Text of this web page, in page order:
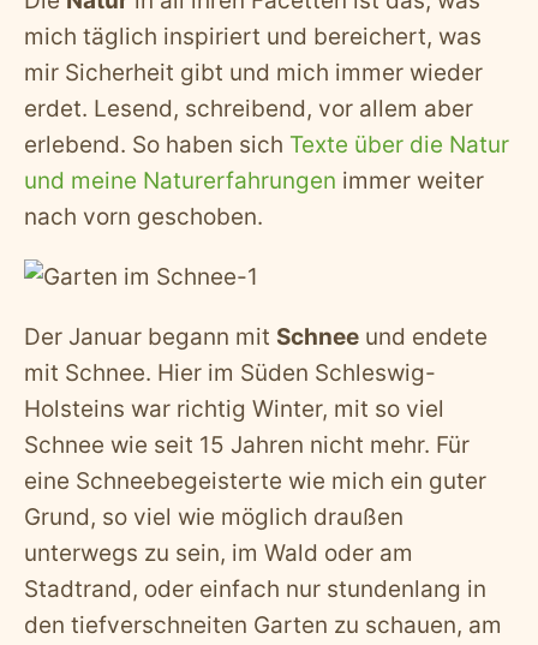
mich täglich inspiriert und bereichert, was
mir Sicherheit gibt und mich immer wieder
erdet. Lesend, schreibend, vor allem aber
erlebend. So haben sich Texte über die Natur
und meine Naturerfahrungen immer weiter
nach vorn geschoben.
Der Januar begann mit Schnee und endete
mit Schnee. Hier im Süden Schleswig-
Holsteins war richtig Winter, mit so viel
Schnee wie seit 15 Jahren nicht mehr. Für
eine Schneebegeisterte wie mich ein guter
Grund, so viel wie möglich draußen
unterwegs zu sein, im Wald oder am
Stadtrand, oder einfach nur stundenlang in
den tiefverschneiten Garten zu schauen, am